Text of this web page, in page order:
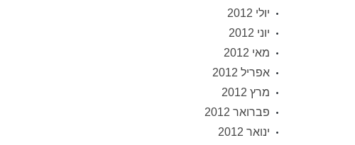
יולי 2012
יוני 2012
מאי 2012
אפריל 2012
מרץ 2012
פברואר 2012
ינואר 2012